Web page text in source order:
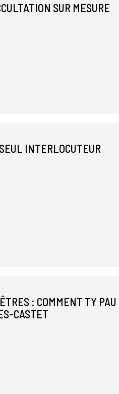
SUR MESURE
INTERLOCUTEUR
: COMMENT TY PAU
CASTET